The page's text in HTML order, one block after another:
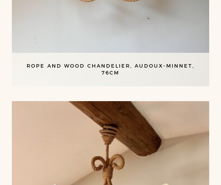
ROPE AND WOOD CHANDELIER, AUDOUX-MINNET,
76CM